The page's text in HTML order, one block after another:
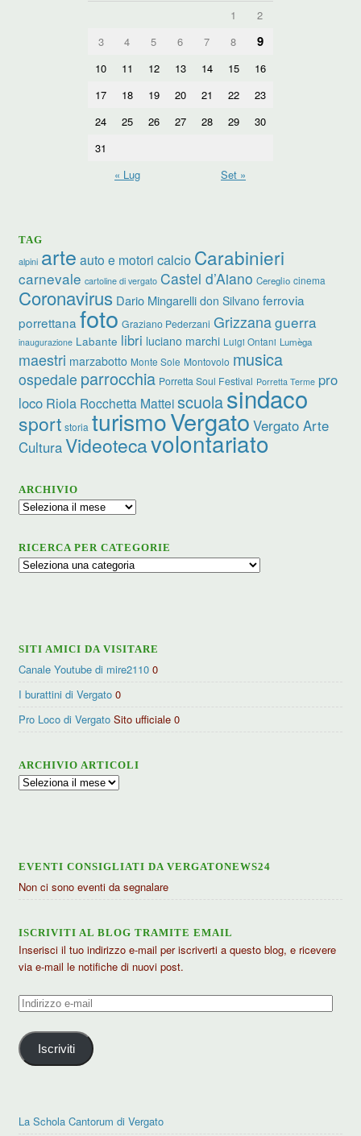
1
2
3
4 5 6 7 8 9
10 11 12 13 14 15
16
17
18 19 20 21 22
23
24
25 26 27 28 29
30
31
« Lug
Set »
TAG
alpini arte auto e motori calcio Carabinieri
carnevale cartoline di vergato Castel d’Aiano Cereglio cinema
Coronavirus Dario Mingarelli don Silvano ferrovia
porrettana foto Graziano Pederzani Grizzanaguerra
inaugurazione Labante libri luciano marchi Luigi Ontani Lumèga
maestri marzabotto Monte Sole Montovolo musica
ospedale parrocchia Porretta Soul Festival Porretta Terme pro
loco Riola Rocchetta Matteiscuolasindaco
sport storia turismoVergato Vergato Arte
CulturaVideotecavolontariato
ARCHIVIO
Archivio
RICERCA PER CATEGORIE
Ricerca
SITI AMICI DA VISITARE
Canale Youtube di mire2110 0
I burattini di Vergato 0
Pro Loco di Vergato Sito ufficiale 0
ARCHIVIO ARTICOLI
Archivio
EVENTI CONSIGLIATI DA VERGATONEWS24
Non ci sono eventi da segnalare
ISCRIVITI AL BLOG TRAMITE EMAIL
Inserisci il tuo indirizzo e-mail per iscriverti a questo blog, e ricevere
via e-mail le notifiche di nuovi post.
Indirizzo
mail
Iscriviti
La Schola Cantorum di Vergato